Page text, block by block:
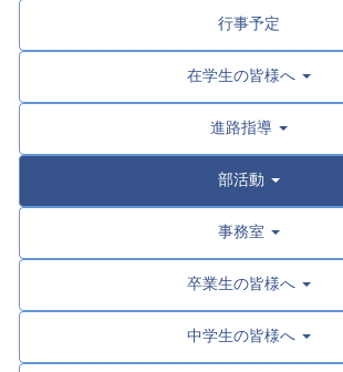
行事予定
在学生の皆様へ
進路指導
部活動
事務室
卒業生の皆様へ
中学生の皆様へ